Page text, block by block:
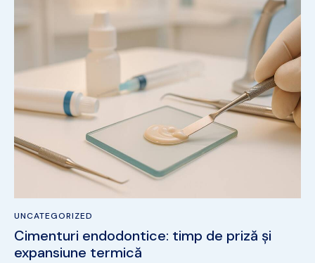
UNCATEGORIZED
Cimenturi endodontice: timp de priză și
expansiune termică